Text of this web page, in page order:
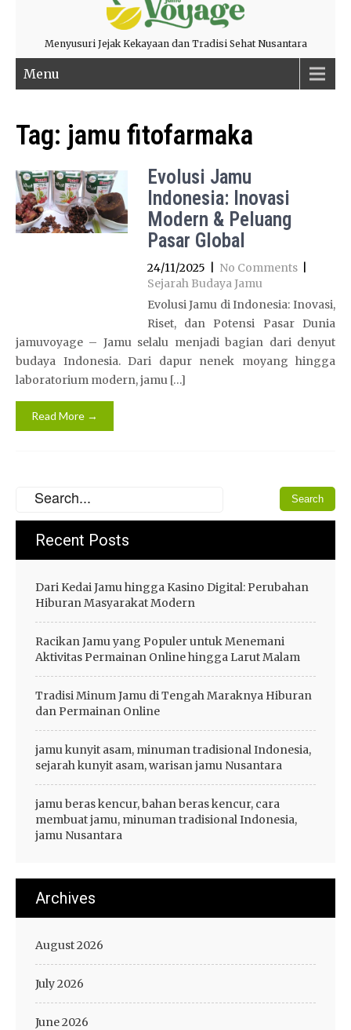
Menyusuri Jejak Kekayaan dan Tradisi Sehat Nusantara
Menu
Tag: jamu fitofarmaka
Evolusi Jamu
Indonesia: Inovasi
Modern & Peluang
Pasar Global
24/11/2025 No Comments
Sejarah Budaya Jamu
Evolusi Jamu di Indonesia: Inovasi,
Riset, dan Potensi Pasar Dunia
jamuvoyage – Jamu selalu menjadi bagian dari denyut
budaya Indonesia. Dari dapur nenek moyang hingga
laboratorium modern, jamu […]
Read More →
Recent Posts
Dari Kedai Jamu hingga Kasino Digital: Perubahan
Hiburan Masyarakat Modern
Racikan Jamu yang Populer untuk Menemani
Aktivitas Permainan Online hingga Larut Malam
Tradisi Minum Jamu di Tengah Maraknya Hiburan
dan Permainan Online
jamu kunyit asam, minuman tradisional Indonesia,
sejarah kunyit asam, warisan jamu Nusantara
jamu beras kencur, bahan beras kencur, cara
membuat jamu, minuman tradisional Indonesia,
jamu Nusantara
Archives
August 2026
July 2026
June 2026